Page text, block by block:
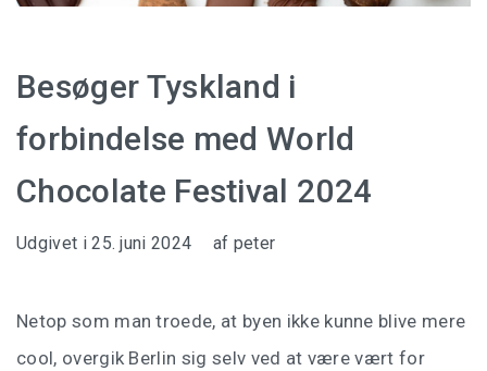
Besøger Tyskland i
forbindelse med World
Chocolate Festival 2024
Udgivet i25. juni 2024 af peter
Netop som man troede, at byen ikke kunne blive mere
cool, overgik Berlin sig selv ved at være vært for